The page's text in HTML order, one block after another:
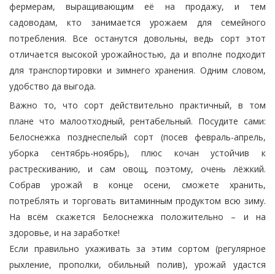
фермерам, выращивающим её на продажу, и тем
садоводам, кто занимается урожаем для семейного
потребления. Все останутся довольны, ведь сорт этот
отличается высокой урожайностью, да и вполне подходит
для транспортировки и зимнего хранения. Одним словом,
удобство да выгода.
Важно то, что сорт действительно практичный, в том
плане что малоотходный, рентабельный. Посудите сами:
Белоснежка позднеспелый сорт (посев февраль-апрель,
уборка сентябрь-ноябрь), плюс кочан устойчив к
растрескиванию, и сам овощ, поэтому, очень лёжкий.
Собрав урожай в конце осени, сможете хранить,
потреблять и торговать витаминным продуктом всю зиму.
На всём скажется Белоснежка положительно – и на
здоровье, и на заработке!
Если правильно ухаживать за этим сортом (регулярное
рыхление, прополки, обильный полив), урожай удастся